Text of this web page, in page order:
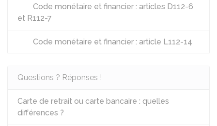
Code monétaire et financier : articles D112-6
et R112-7
Code monétaire et financier : article L112-14
Questions ? Réponses !
Carte de retrait ou carte bancaire : quelles
différences ?